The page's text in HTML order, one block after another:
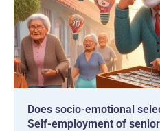
Does socio-emotional
Self-employment of